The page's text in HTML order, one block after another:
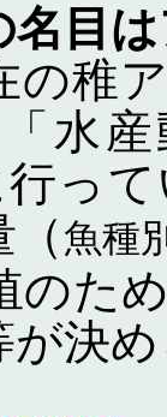
目
稚
水
っ
（ 魚種
のた
が決